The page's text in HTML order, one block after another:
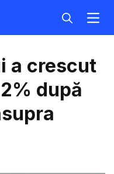
a crescut
după